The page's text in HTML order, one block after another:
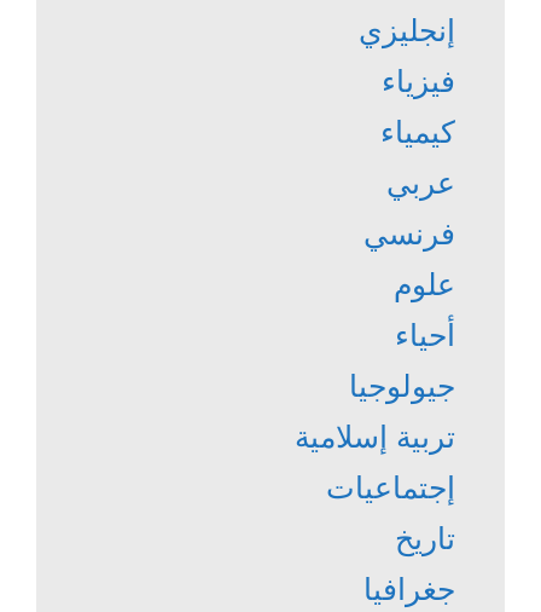
إنجليزي
فيزياء
كيمياء
عربي
فرنسي
علوم
أحياء
جيولوجيا
تربية إسلامية
إجتماعيات
تاريخ
جغرافيا